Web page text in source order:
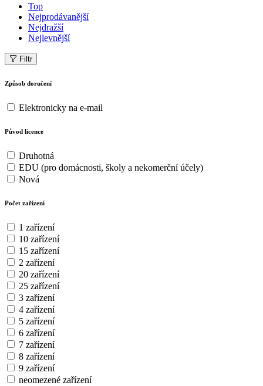
Top
Nejprodávanější
Nejdražší
Nejlevnější
Filtr
Způsob doručení
Elektronicky na e-mail
Původ licence
Druhotná
EDU (pro domácnosti, školy a nekomerční účely)
Nová
Počet zařízení
1 zařízení
10 zařízení
15 zařízení
2 zařízení
20 zařízení
25 zařízení
3 zařízení
4 zařízení
5 zařízení
6 zařízení
7 zařízení
8 zařízení
9 zařízení
neomezené zařízení